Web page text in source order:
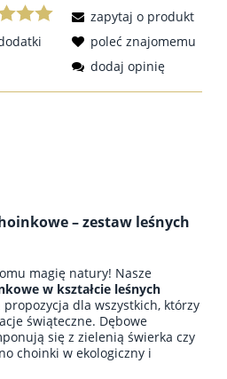
zapytaj o produkt
poleć znajomemu
dodaj opinię
– zestaw leśnych
magię natury! Nasze
w kształcie leśnych
dla wszystkich, którzy
świąteczne. Dębowe
się z zielenią świerka czy
choinki w ekologiczny i